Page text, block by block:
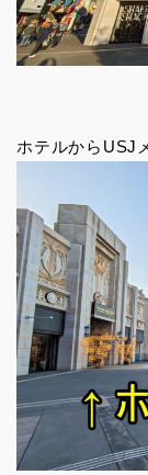
ホテルからUSJ